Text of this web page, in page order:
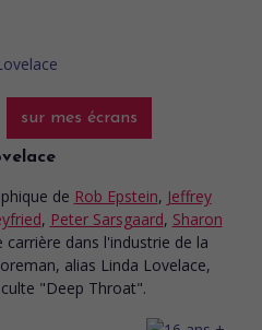
sur mes écrans
de Rob Epstein, Jeffrey
, Peter Sarsgaard, Sharon
carrière dans l'industrie de la
alias Linda Lovelace,
"Deep Throat".